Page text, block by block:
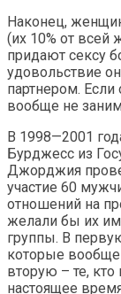
Наконец,
(их 10% от
придают сексу
удовольствие
партнером. Если
вообще не
В 1998—2001
Бурджесс из
Джорджия
участие 60
отношений на
желали бы их
группы. В
которые вообще
вторую – те,
настоящее